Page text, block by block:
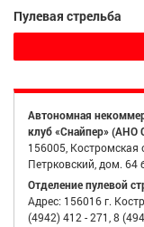
Пулевая стрельба
Автономная
клуб «Снайпер» (АНО
156005, Костромская
Петрковский, дом. 64
Отделение пулевой
Адрес: 156016 г.
(4942) 412 - 271, 8